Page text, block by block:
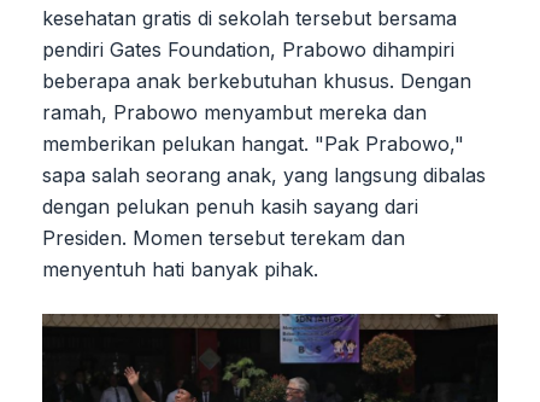
kesehatan gratis di sekolah tersebut bersama
pendiri Gates Foundation, Prabowo dihampiri
beberapa anak berkebutuhan khusus. Dengan
ramah, Prabowo menyambut mereka dan
memberikan pelukan hangat. "Pak Prabowo,"
sapa salah seorang anak, yang langsung dibalas
dengan pelukan penuh kasih sayang dari
Presiden. Momen tersebut terekam dan
menyentuh hati banyak pihak.